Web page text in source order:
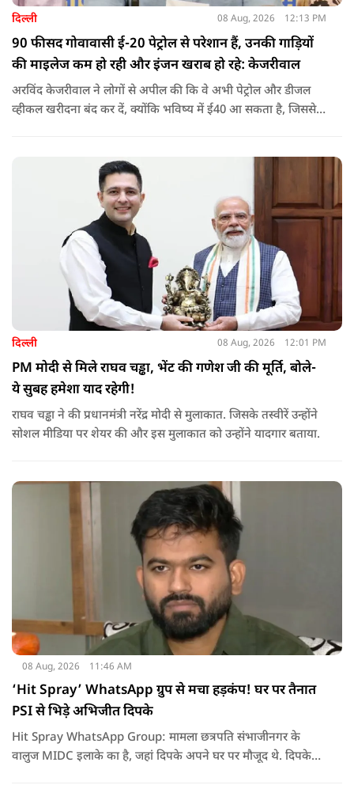
दिल्ली 08 Aug, 2026 12:13 PM
90 फीसद गोवावासी ई-20 पेट्रोल से परेशान हैं, उनकी गाड़ियों
की माइलेज कम हो रही और इंजन खराब हो रहे: केजरीवाल
अरविंद केजरीवाल ने लोगों से अपील की कि वे अभी पेट्रोल और डीजल
व्हीकल खरीदना बंद कर दें, क्योंकि भविष्य में ई40 आ सकता है, जिससे
दिल्ली 08 Aug, 2026 12:01 PM
PM मोदी से मिले राघव चड्ढा, भेंट की गणेश जी की मूर्ति, बोले-
ये सुबह हमेशा याद रहेगी!
राघव चड्ढा ने की प्रधानमंत्री नरेंद्र मोदी से मुलाकात. जिसके तस्वीरें उन्होंने
सोशल मीडिया पर शेयर की और इस मुलाकात को उन्होंने यादगार बताया.
08 Aug, 2026 11:46 AM
‘Hit Spray’ WhatsApp ग्रुप से मचा हड़कंप! घर पर तैनात
PSI से भिड़े अभिजीत दिपके
Hit Spray WhatsApp Group: मामला छत्रपति संभाजीनगर के
वालुज MIDC इलाके का है, जहां दिपके अपने घर पर मौजूद थे. दिपके